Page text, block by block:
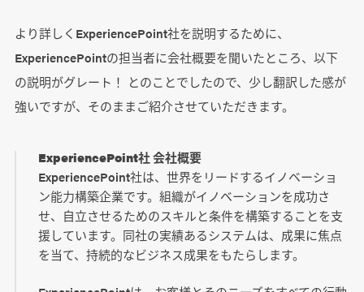
より詳しくExperiencePoint社を説明するために、
ExperiencePointの担当者に会社概要を聞いたところ、以下
の説明がグレート！ とのことでしたので、少し翻訳した感が
強いですが、そのままご紹介させていただきます。
ExperiencePoint社 会社概要
ExperiencePoint社は、世界をリードするイノベーショ
ン能力構築企業です。組織がイノベーションを成功さ
せ、自立させるためのスキルと条件を構築することを支
援しています。同社の実績あるシステムは、成果に焦点
を当て、持続的なビジネス成果をもたらします。